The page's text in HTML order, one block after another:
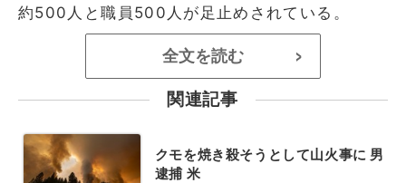
約500人と職員500人が足止めされている。
全文を読む >
関連記事
クモを焼き殺そうとして山火事に 男
逮捕 米